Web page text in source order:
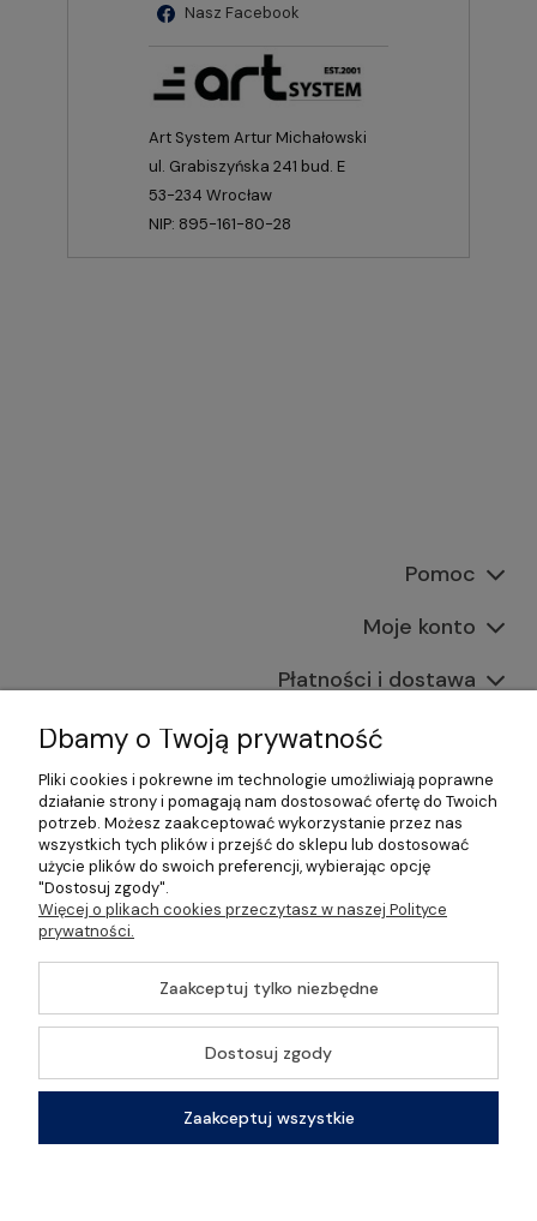
Nasz Facebook
Art System Artur Michałowski
ul. Grabiszyńska 241 bud. E
53-234 Wrocław
NIP: 895-161-80-28
Pomoc
Moje konto
Płatności i dostawa
Informacje
O nas
©2026 Wszelkie Prawa Zastrzeżone | Gastrosklep |
Wyposażenie gastronomii, restauracji oraz barów
Szablon Master byEcommercy
Pokaż pełną wersję strony
Sklep internetowy Shoper Premium
Dbamy o Twoją prywatność
Pliki cookies i pokrewne im technologie umożliwiają poprawne
działanie strony i pomagają nam dostosować ofertę do Twoich
potrzeb. Możesz zaakceptować wykorzystanie przez nas
wszystkich tych plików i przejść do sklepu lub dostosować
użycie plików do swoich preferencji, wybierając opcję
"Dostosuj zgody".
Więcej o plikach cookies przeczytasz w naszej Polityce
prywatności.
Zaakceptuj tylko niezbędne
Dostosuj zgody
Zaakceptuj wszystkie